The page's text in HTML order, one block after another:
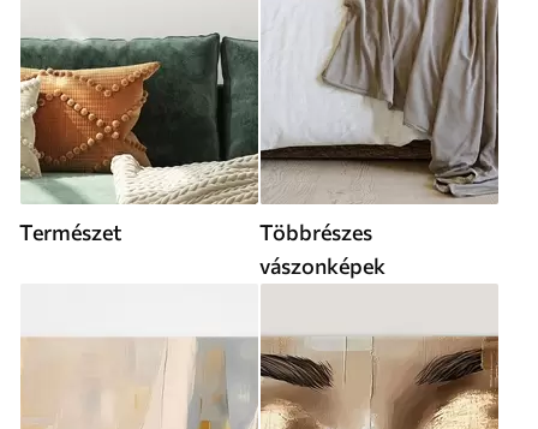
Természet
Többrészes
vászonképek